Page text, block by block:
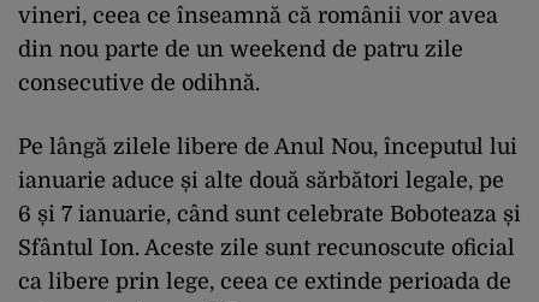
vineri, ceea ce înseamnă că românii vor avea
din nou parte de un weekend de patru zile
consecutive de odihnă.
Pe lângă zilele libere de Anul Nou, începutul lui
ianuarie aduce și alte două sărbători legale, pe
6 și 7 ianuarie, când sunt celebrate Boboteaza și
Sfântul Ion. Aceste zile sunt recunoscute oficial
ca libere prin lege, ceea ce extinde perioada de